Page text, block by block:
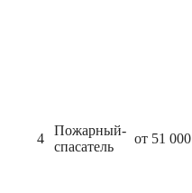
4
Пожарный-
спасатель
от 51 000